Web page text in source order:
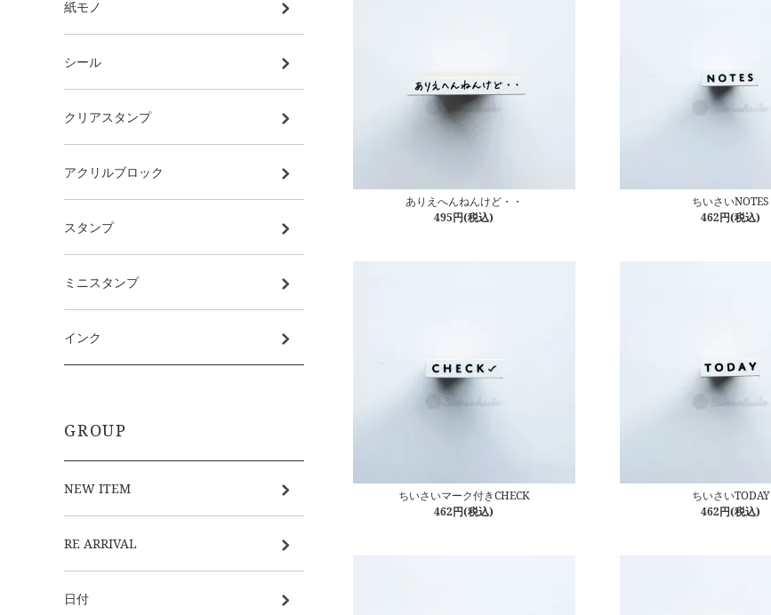
ありえへんねんけど・・
495円(税込)
ちいさいNOTES
462円(税込)
ちいさいマーク付きCHECK
462円(税込)
ちいさいTODAY
462円(税込)
紙モノ
シール
クリアスタンプ
アクリルブロック
スタンプ
ミニスタンプ
インク
GROUP
NEW ITEM
RE ARRIVAL
日付